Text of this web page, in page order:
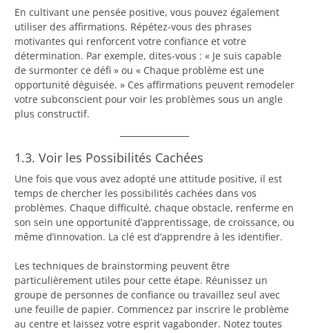
En cultivant une pensée positive, vous pouvez également
utiliser des affirmations. Répétez-vous des phrases
motivantes qui renforcent votre confiance et votre
détermination. Par exemple, dites-vous : « Je suis capable
de surmonter ce défi » ou « Chaque problème est une
opportunité déguisée. » Ces affirmations peuvent remodeler
votre subconscient pour voir les problèmes sous un angle
plus constructif.
1.3. Voir les Possibilités Cachées
Une fois que vous avez adopté une attitude positive, il est
temps de chercher les possibilités cachées dans vos
problèmes. Chaque difficulté, chaque obstacle, renferme en
son sein une opportunité d’apprentissage, de croissance, ou
même d’innovation. La clé est d’apprendre à les identifier.
Les techniques de brainstorming peuvent être
particulièrement utiles pour cette étape. Réunissez un
groupe de personnes de confiance ou travaillez seul avec
une feuille de papier. Commencez par inscrire le problème
au centre et laissez votre esprit vagabonder. Notez toutes